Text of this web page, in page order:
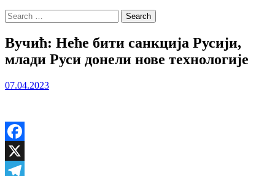
Search
for:
Вучић: Неће бити санкција Русији,
млади Руси донели нове технологије
07.04.2023
Facebook
X